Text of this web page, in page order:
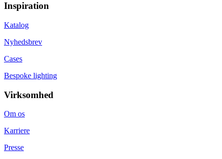
Inspiration
Katalog
Nyhedsbrev
Cases
Bespoke lighting
Virksomhed
Om os
Karriere
Presse